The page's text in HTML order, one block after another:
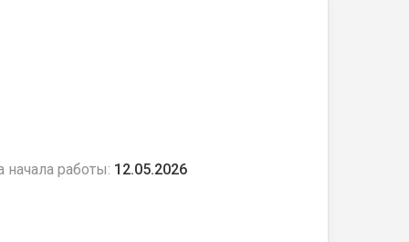
начала работы: 12.05.2026